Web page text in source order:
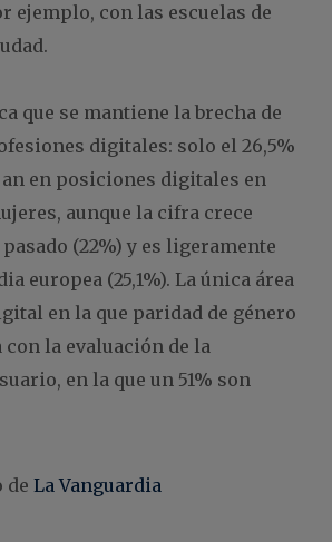
ejemplo, con las escuelas de
que se mantiene la brecha de
digitales: solo el 26,5%
en posiciones digitales en
aunque la cifra crece
(22%) y es ligeramente
europea (25,1%). La única área
en la que paridad de género
con la evaluación de la
en la que un 51% son
de La Vanguardia